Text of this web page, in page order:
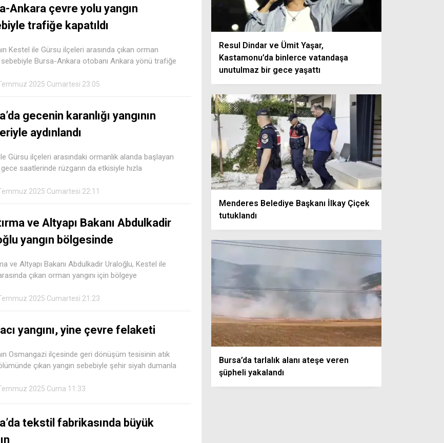
Ankara çevre yolu yangın
trafiğe kapatıldı
Kestel ile Gürsu ilçeleri arasında çıkan orman
sebebiyle Bursa-Ankara otobanı Ankara yönü trafiğe
2025 Cumartesi 23:05
gecenin karanlığı yangının
aydınlandı
Gürsu ilçeleri arasındaki ormanlık alanda başlayan
gece saatlerinde rüzgarın da etkisiyle hızla
2025 Cumartesi 22:11
ve Altyapı Bakanı Abdulkadir
yangın bölgesinde
ve Altyapı Bakanı Abdulkadir Uraloğlu, Kestel ile
çıkan orman yangını için bölgeye
2025 Cumartesi 21:23
yangını, yine çevre felaketi
Osmangazi ilçesinde geri dönüşüm tesisinin atık
çıkan yangın sebebiyle şehir siyah dumanla
2025 Cuma 11:33
tekstil fabrikasında büyük
Resul Dindar ve Ümit Yaşar,
Kastamonu’da binlerce vatandaşa
unutulmaz bir gece yaşattı
Menderes Belediye Başkanı İlkay Çiçek
tutuklandı
Bursa’da tarlalık alanı ateşe veren
şüpheli yakalandı